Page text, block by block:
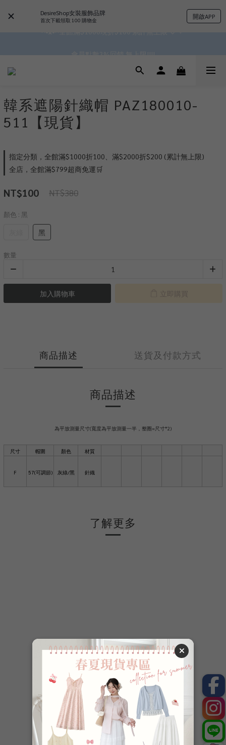
DesireShop女裝服飾品牌
首次下載領取 100 購物金 開啟APP
^•ﻌ•^全館滿$1000現折$100 累計無上限 ♡ ✧*
✿॰ॱ*｡ﾟ 全館滿$799即免運ॱ*｡ﾟ✿
韓系遮陽針織帽 PAZ180010-
511【現貨】
指定分類，全館滿$1000折100、滿$2000折$200 (累計無上限)
全店，全館滿$799超商免運🛒
NT$100 NT$380
顏色 : 黑
黑
數量
加入購物車 立即購買
商品描述 送貨及付款方式
商品描述
為平放測量尺寸(寬度為平放測量一半，整圈=尺寸*2)
尺寸 帽圍 顏色 材質
F 57(可調節) 灰綠/黑 針織
了解更多